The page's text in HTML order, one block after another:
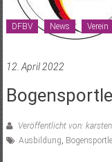
DFBV News Verein
12. April 2022
Veröffentlicht von:
Ausbildung,